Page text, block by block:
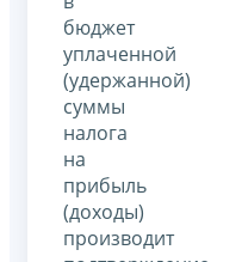
бюджет
уплаченной
(удержанной)
суммы
налога
на
прибыль
(доходы)
производит